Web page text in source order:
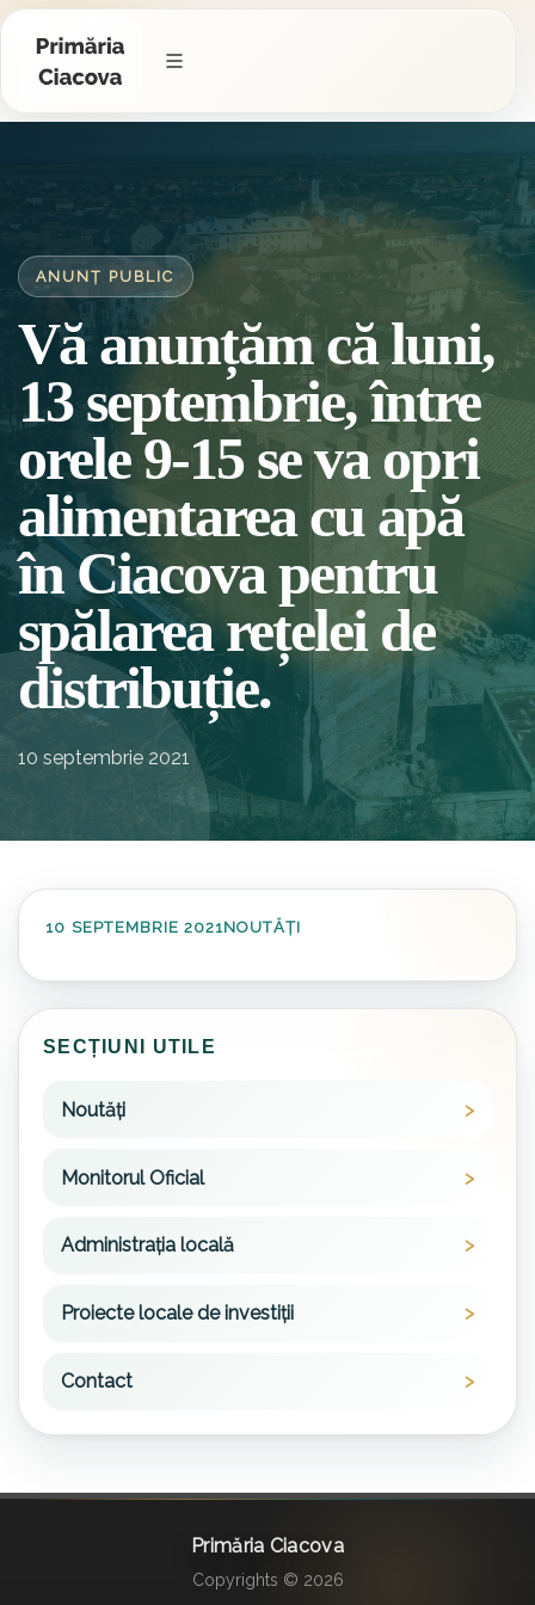
ANUNȚ PUBLIC
Vă anunțăm că luni,
13 septembrie, între
orele 9-15 se va opri
alimentarea cu apă
în Ciacova pentru
spălarea rețelei de
distribuție.
10 septembrie 2021
10 SEPTEMBRIE 2021NOUTĂȚI
SECȚIUNI UTILE
Noutăți
Monitorul Oficial
Administrația locală
Proiecte locale de investiții
Contact
Primăria Ciacova
Copyrights © 2026